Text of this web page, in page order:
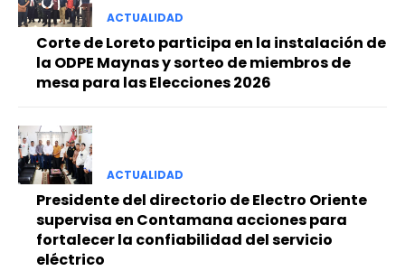
ACTUALIDAD
Corte de Loreto participa en la instalación de
la ODPE Maynas y sorteo de miembros de
mesa para las Elecciones 2026
ACTUALIDAD
Presidente del directorio de Electro Oriente
supervisa en Contamana acciones para
fortalecer la confiabilidad del servicio
eléctrico